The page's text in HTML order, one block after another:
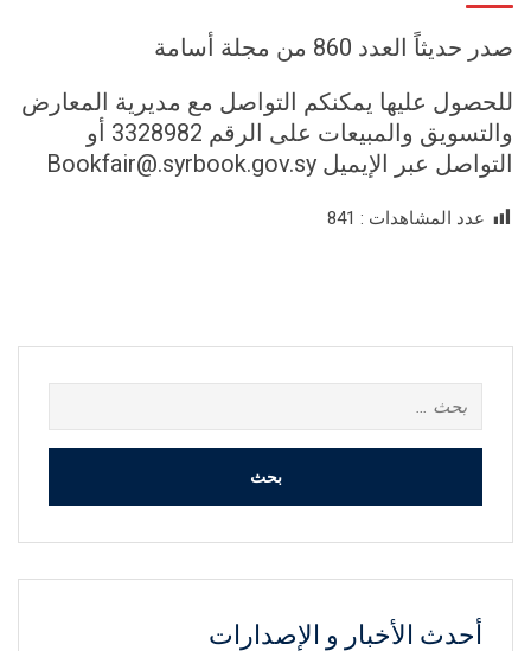
صدر حديثاً العدد 860 من مجلة أسامة
للحصول عليها يمكنكم التواصل مع مديرية المعارض
والتسويق والمبيعات على الرقم 3328982 أو
التواصل عبر الإيميل Bookfair@.syrbook.gov.sy
عدد المشاهدات : 841
عن:
أحدث الأخبار و الإصدارات